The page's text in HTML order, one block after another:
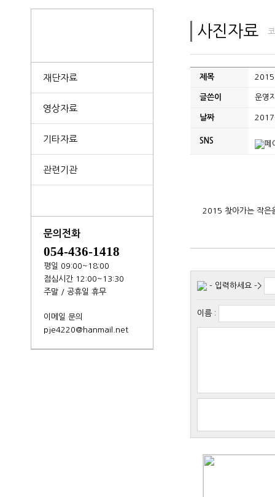
재단자료
영상자료
기타자료
관련기관
문의전화
054-436-1418
평일 09:00~18:00
점심시간 12:00~13:30
주말 / 공휴일 휴무
이메일 문의
pje4220@hanmail.net
사진자료
제목 2015
글쓴이 운영
날짜
SNS
2015 찾아가는 작은
- 입력하세요 ->
이름 :